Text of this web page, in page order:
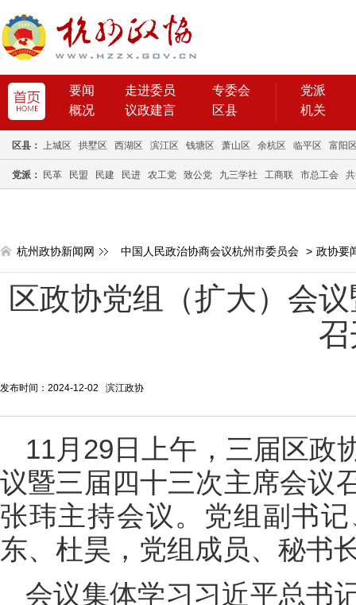
要闻 走进委员
专委会
概况
议政建言 区县
党派
机关
区县： 上城区 拱墅区 西湖区 滨江区 钱塘区 萧山区 余杭区 临平区 富阳
党派： 民革 民盟 民建 民进 农工党 致公党 九三学社 工商联 市总工会
杭州政协新闻网 中国人民政治协商会议杭州市委员会 > 政协要
区政协党组（扩大）会
发布时间：2024-12-02 滨江政协
11月29日上午，三届区政
议暨三届四十三次主席会议
张玮主持会议。党组副书
东、杜昊，党组成员、秘书
会议集体学习习近平总书